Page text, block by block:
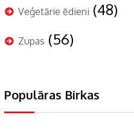
Veģetārie ēdieni (48)
Zupas (56)
Populāras Birkas